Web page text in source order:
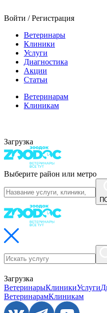
Войти / Регистрация
Ветеринары
Клиники
Услуги
Диагностика
Акции
Статьи
Ветеринарам
Клиникам
Загрузка
Выберите район или метро
Загрузка
ВетеринарыКлиникиУслуги
ВетеринарамКлиникам